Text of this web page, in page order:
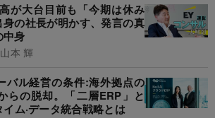
が大台目前も「今期は休み
の社長が明かす、発言の真
中身
本 輝
バル経営の条件:海外拠点の
らの脱却。「二層ERP」と
ム·データ統合戦略とは